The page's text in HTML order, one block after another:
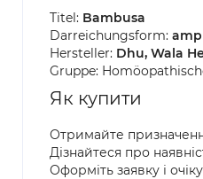
Titel: Bambusa
Darreichungsform:
Hersteller: Dhu, Wala
Gruppe:
Як купити
Отримайте
Дізнайтеся про
Оформіть заявку і